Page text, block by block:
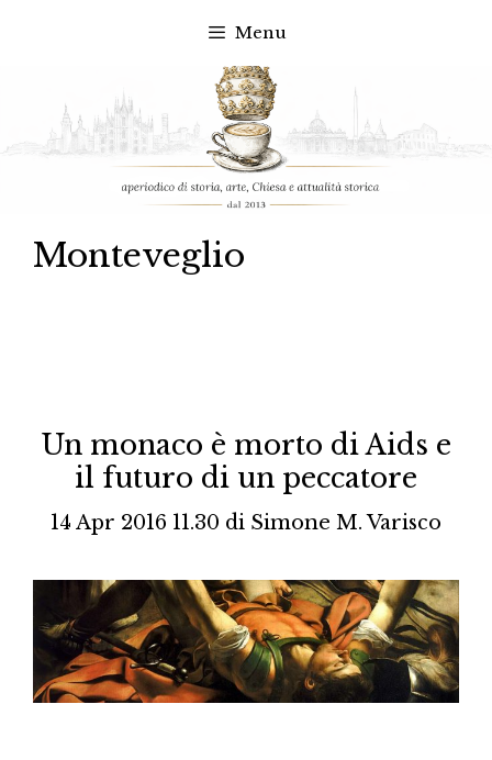
contenuto
Menu
Monteveglio
Un monaco è morto di Aids e
il futuro di un peccatore
14 Apr 2016 11.30 di Simone M. Varisco